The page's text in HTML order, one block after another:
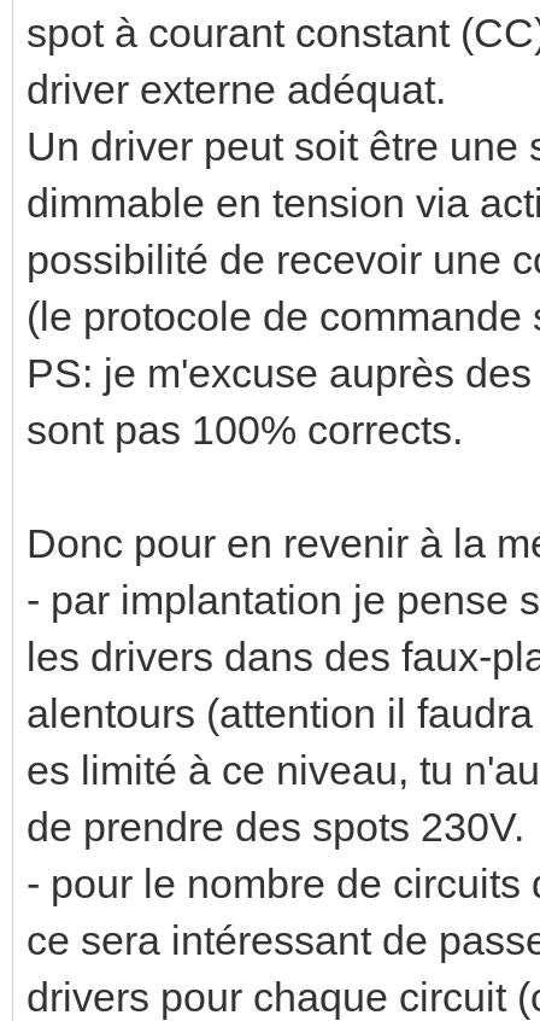
spot à courant constant
driver externe adéquat.
Un driver peut soit être
dimmable en tension via
possibilité de recevoir une
(le protocole de
PS: je m'excuse auprès
sont pas 100% corrects.
Donc pour en revenir à la
- par implantation je pense
les drivers dans des faux-
alentours (attention il
es limité à ce niveau, tu
de prendre des spots 230V.
- pour le nombre de
ce sera intéressant de
drivers pour chaque circuit